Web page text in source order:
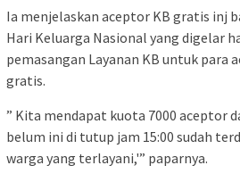
Ia menjelaskan aceptor KB gratis inj
Hari Keluarga Nasional yang digelar
pemasangan Layanan KB untuk para
gratis.
” Kita mendapat kuota 7000 aceptor
belum ini di tutup jam 15:00 sudah
warga yang terlayani,'” paparnya.